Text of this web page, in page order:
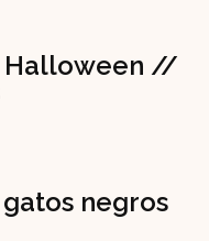
Halloween //
negros